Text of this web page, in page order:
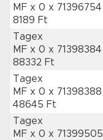
MF x 0 x 71396754
8189 Ft
Tagex
MF x 0 x 71398384
88332 Ft
Tagex
MF x 0 x 71398388
48645 Ft
Tagex
MF x 0 x 71399505